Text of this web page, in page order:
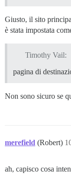
Giusto, il sito
è stata impostata
Timothy Vail:
pagina di
Non sono sicuro se
merefield (Robert)
ah, capisco cosa